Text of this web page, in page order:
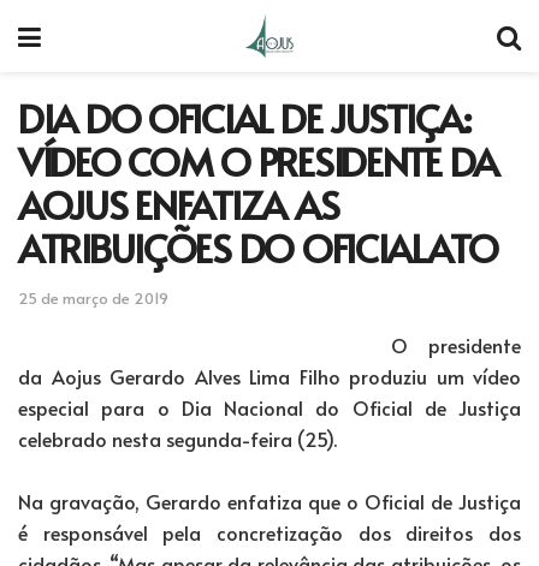
DIA DO OFICIAL DE JUSTIÇA:
VÍDEO COM O PRESIDENTE DA
AOJUS ENFATIZA AS
ATRIBUIÇÕES DO OFICIALATO
25 de março de 2019
O presidente
da Aojus Gerardo Alves Lima Filho produziu um vídeo
especial para o Dia Nacional do Oficial de Justiça
celebrado nesta segunda-feira (25).
Na gravação, Gerardo enfatiza que o Oficial de Justiça
é responsável pela concretização dos direitos dos